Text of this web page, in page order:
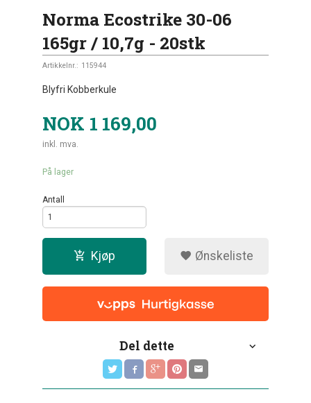
Norma Ecostrike 30-06
165gr / 10,7g - 20stk
Artikkelnr.: 115944
Blyfri Kobberkule
NOK 1 169,00
inkl. mva.
På lager
Antall
Kjøp Ønskeliste
Del dette